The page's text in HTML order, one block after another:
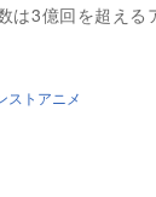
は3億回を超える
ストアニメ